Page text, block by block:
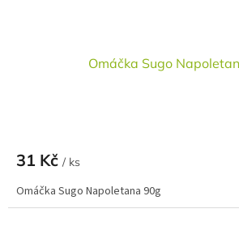
Omáčka Sugo
31 Kč / ks
Omáčka Sugo Napoletana 90g